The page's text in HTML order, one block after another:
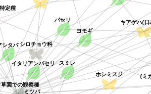
ホシミスジ (ミ
キアゲハ(
シタバ
ミツバ
パセリ
イタリアンパセリ
シロチョウ科
ヨモギ
スミレ
定種
草園での観察種